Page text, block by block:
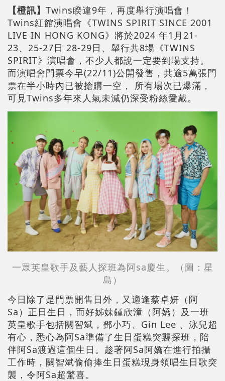
【橙訊】 Twins睽違9年，再度舉行演唱會！
Twins紅館演唱會《TWINS SPIRIT SINCE 2001
LIVE IN HONG KONG》將於2024 年1月21-
23、25-27日 28-29日、舉行共8場《TWINS
SPIRIT》演唱會，不少人都說一定要到場支持。
而演唱會門票今早(22/11)公開發售，共逾5萬張門
票在半小時內已被搶購一空， 所有場次已爆滿，
可見Twins多年來人氣未減仍深受粉絲愛戴。
一眾英皇歌手及藝人探班為阿sa慶生。（圖： 星
島 ）
今日除了是門票開售日外，又適逢蔡卓妍（阿
Sa）正日生日，而好姊妹鍾欣潼（阿嬌）及一班
英皇歌手包括關智斌，鄧小巧、Gin Lee 、泳兒超
有心，悉心為阿Sa準備了生日蛋糕突襲探班，陪
伴阿Sa渡過這個生日。趁著阿Sa阿嬌在進行拍攝
工作時，關智斌偷偷捧生日蛋糕現身領唱生日歌突
襲，令阿Sa超驚喜。